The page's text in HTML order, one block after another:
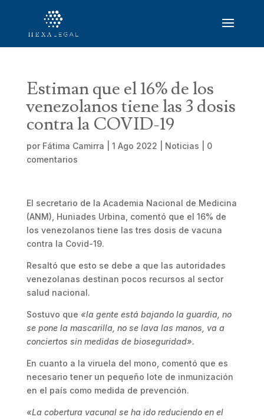
Estiman que el 16% de los
venezolanos tiene las 3 dosis
contra la COVID-19
por Fátima Camirra 1 Ago 2022 Noticias
0
comentarios
El secretario de la Academia Nacional de Medicina
(ANM), Huniades Urbina, comentó que el 16% de
los venezolanos tiene las tres dosis de vacuna
contra la Covid-19.
Resaltó que esto se debe a que las autoridades
venezolanas destinan pocos recursos al sector
salud nacional.
Sostuvo que «la gente está bajando la guardia, no
se pone la mascarilla, no se lava las manos, va a
conciertos sin medidas de bioseguridad».
En cuanto a la viruela del mono, comentó que es
necesario tener un pequeño lote de inmunización
en el país como medida de prevención.
«La cobertura vacunal se ha ido reduciendo en el